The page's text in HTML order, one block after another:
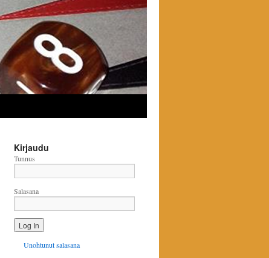
Kirjaudu
Tunnus
Salasana
Unohtunut salasana